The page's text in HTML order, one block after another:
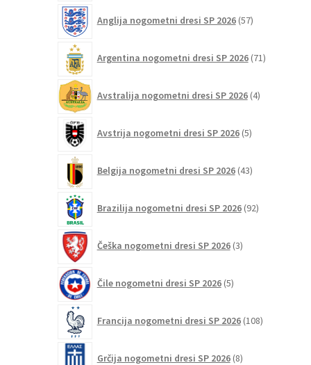
strani
Anglija nogometni dresi SP 2026 57izdelkov
Argentina nogometni dresi SP 2026 71izdelkov
Avstralija nogometni dresi SP 2026 4izdelki
Avstrija nogometni dresi SP 2026 5izdelkov
Belgija nogometni dresi SP 2026 43izdelkov
Brazilija nogometni dresi SP 2026 92izdelkov
Češka nogometni dresi SP 2026 3izdelki
Čile nogometni dresi SP 2026 5izdelkov
Francija nogometni dresi SP 2026 108izdelkov
Grčija nogometni dresi SP 2026 8